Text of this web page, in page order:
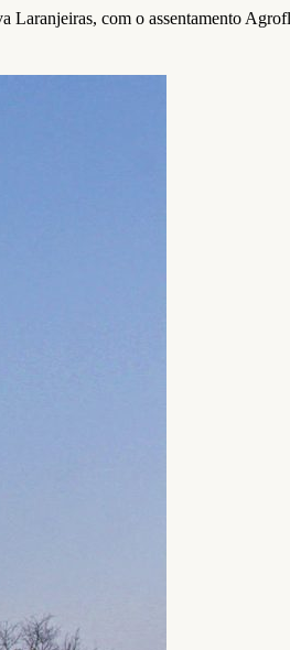
com o assentamento